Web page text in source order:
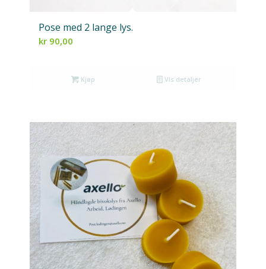
Pose med 2 lange lys.
kr90,00
Kjøp Vis detaljer